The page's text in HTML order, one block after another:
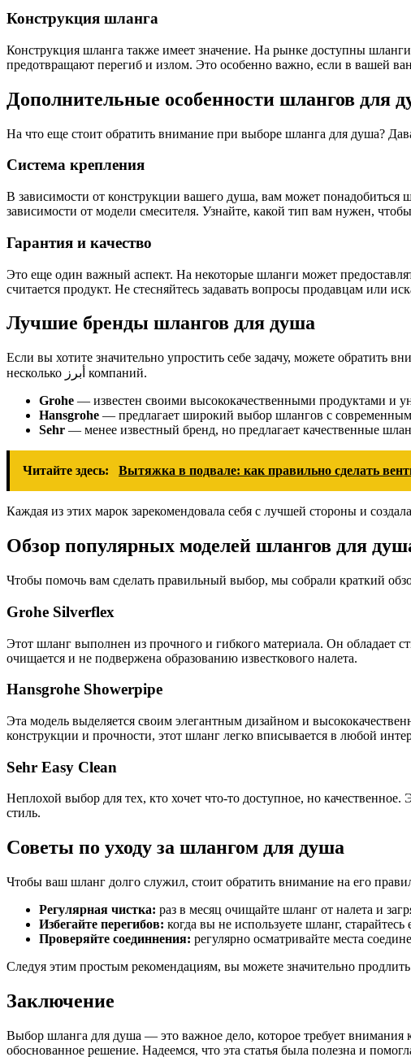
Конструкция шланга
Конструкция шланга также имеет значение. На рынке доступны
предотвращают перегиб и излом. Это особенно важно, если в вашей
Дополнительные особенности шлангов для
На что еще стоит обратить внимание при выборе шланга для душа?
Система крепления
В зависимости от конструкции вашего душа, вам может понадобиться
зависимости от модели смесителя. Узнайте, какой тип вам нужен,
Гарантия и качество
Это еще один важный аспект. На некоторые шланги может
считается продукт. Не стесняйтесь задавать вопросы продавцам или
Лучшие бренды шлангов для душа
Если вы хотите значительно упростить себе задачу, можете
несколько أبرز компаний.
Grohe — известен своими высококачественными продуктами и
Hansgrohe — предлагает широкий выбор шлангов с
Sehr — менее известный бренд, но предлагает качественные
Читайте здесь: Вытяжка в подвале: как правильно сделать
Каждая из этих марок зарекомендовала себя с лучшей стороны и
Обзор популярных моделей шлангов для
Чтобы помочь вам сделать правильный выбор, мы собрали краткий
Grohe Silverflex
Этот шланг выполнен из прочного и гибкого материала. Он обладает
очищается и не подвержена образованию известкового налета.
Hansgrohe Showerpipe
Эта модель выделяется своим элегантным дизайном и
конструкции и прочности, этот шланг легко вписывается в любой
Sehr Easy Clean
Неплохой выбор для тех, кто хочет что-то доступное, но
стиль.
Советы по уходу за шлангом для душа
Чтобы ваш шланг долго служил, стоит обратить внимание на его
Регулярная чистка: раз в месяц очищайте шланг от налета и
Избегайте перегибов: когда вы не используете шланг,
Проверяйте соединнения: регулярно осматривайте места
Следуя этим простым рекомендациям, вы можете значительно
Заключение
Выбор шланга для душа — это важное дело, которое требует внимания
обоснованное решение. Надеемся, что эта статья была полезна и